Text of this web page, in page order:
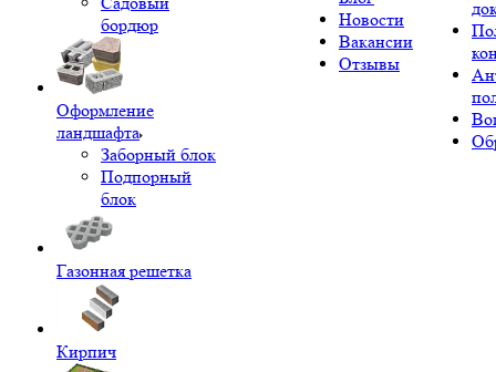
бордюр
Оформление
ландшафта
Заборный блок
Подпорный
блок
Газонная решетка
Кирпич
Новости
Вакансии
Отзывы